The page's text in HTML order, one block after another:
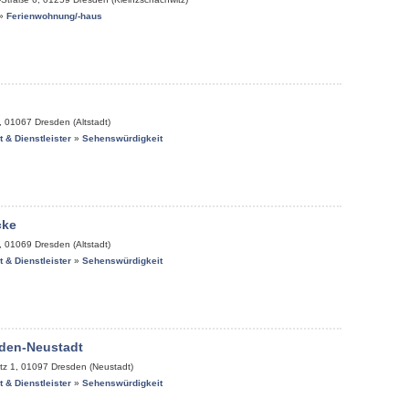
Ferienwohnung/-haus
01067 Dresden (Altstadt)
& Dienstleister » Sehenswürdigkeit
01069 Dresden (Altstadt)
& Dienstleister » Sehenswürdigkeit
Neustadt
1 01097 Dresden (Neustadt)
& Dienstleister » Sehenswürdigkeit